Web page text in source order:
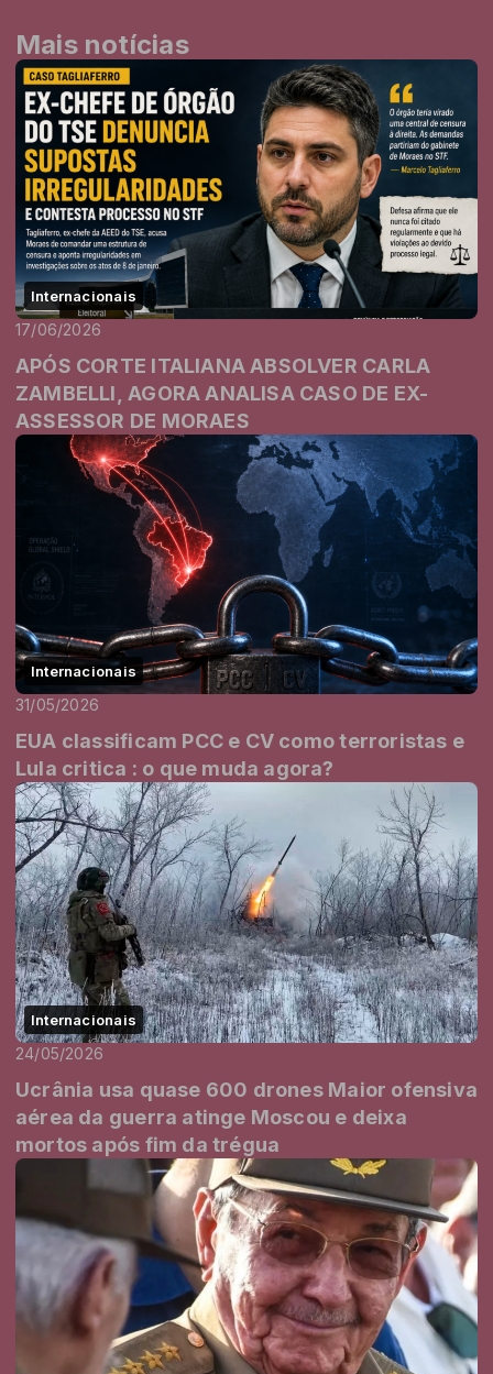
Mais notícias
Internacionais
17/06/2026
APÓS CORTE ITALIANA ABSOLVER CARLA
ZAMBELLI, AGORA ANALISA CASO DE EX-
ASSESSOR DE MORAES
Internacionais
31/05/2026
EUA classificam PCC e CV como terroristas e
Lula critica : o que muda agora?
Internacionais
24/05/2026
Ucrânia usa quase 600 drones Maior ofensiva
aérea da guerra atinge Moscou e deixa
mortos após fim da trégua